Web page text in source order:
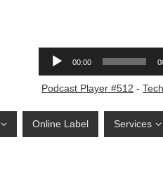
Podcast Player #512 -
Online Label Services